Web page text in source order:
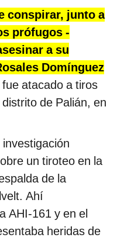
conspirar, junto a
prófugos -
a su
Domínguez
atacado a tiros
de Palián, en
un tiroteo en la
de la
Ahí
AHI-161 y en el
heridas de